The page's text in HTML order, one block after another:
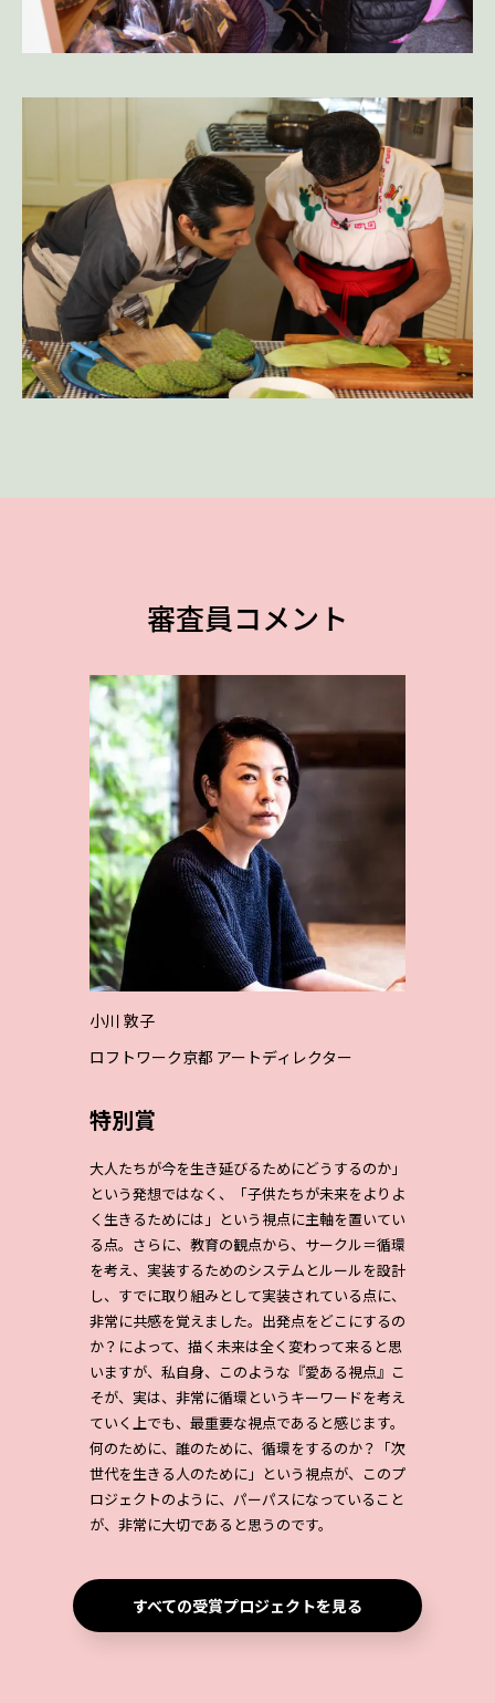
審査員コメント
小川 敦子
ロフトワーク京都 アートディレクター
特別賞
大人たちが今を生き延びるためにどうするのか」
という発想ではなく、「子供たちが未来をよりよ
く生きるためには」という視点に主軸を置いてい
る点。さらに、教育の観点から、サークル＝循環
を考え、実装するためのシステムとルールを設計
し、すでに取り組みとして実装されている点に、
非常に共感を覚えました。出発点をどこにするの
か？によって、描く未来は全く変わって来ると思
いますが、私自身、このような『愛ある視点』こ
そが、実は、非常に循環というキーワードを考え
ていく上でも、最重要な視点であると感じます。
何のために、誰のために、循環をするのか？「次
世代を生きる人のために」という視点が、このプ
ロジェクトのように、パーパスになっていること
が、非常に大切であると思うのです。
すべての受賞プロジェクトを見る